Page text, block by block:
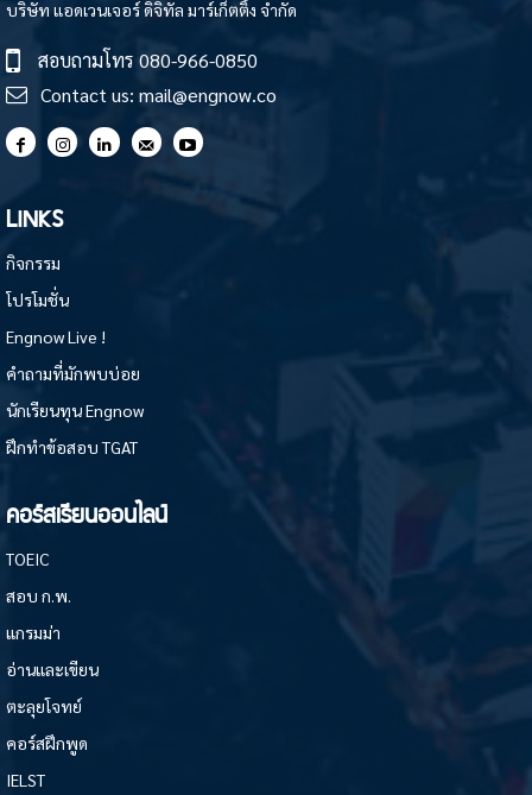
บริษัท แอดเวนเจอร์ ดิจิทัล มาร์เก็ตติ้ง จำกัด
สอบถามโทร 080-966-0850
Contact us: mail@engnow.co
LINKS
กิจกรรม
โปรโมชั่น
Engnow Live !
คำถามที่มักพบบ่อย
นักเรียนทุน Engnow
ฝึกทำข้อสอบ TGAT
คอร์สเรียนออนไลน์
TOEIC
สอบ ก.พ.
แกรมม่า
อ่านและเขียน
ตะลุยโจทย์
คอร์สฝึกพูด
IELST